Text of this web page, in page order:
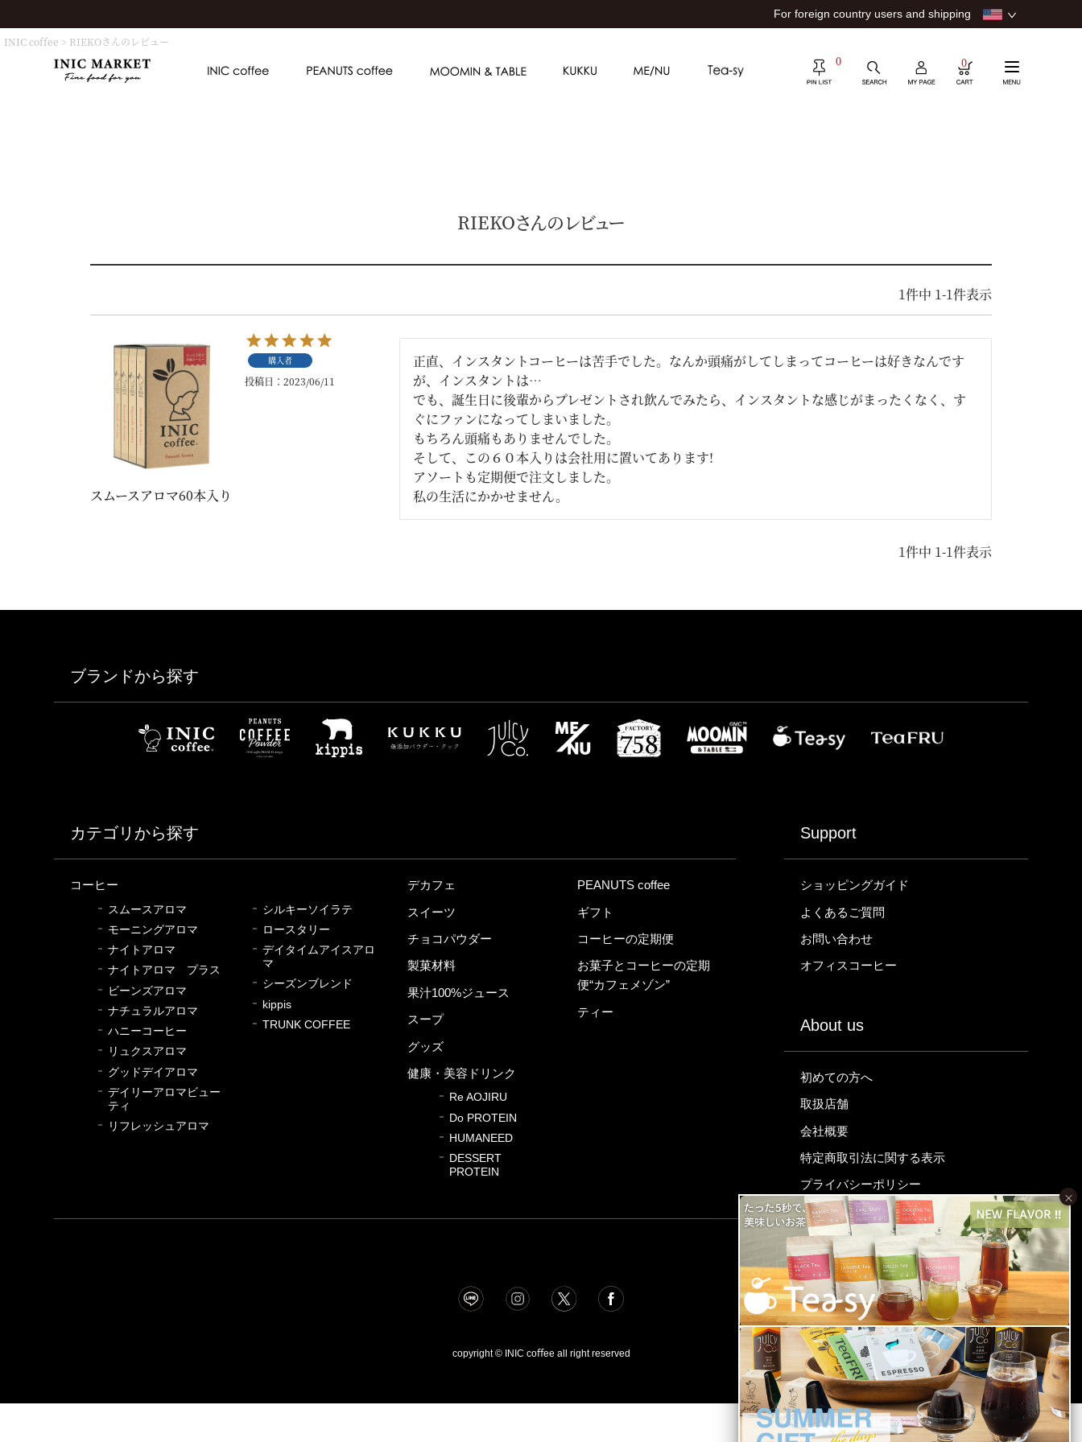
×
For foreign country users and shipping
0 0
INIC coffee RIEKOさんのレビュー
RIEKOさんのレビュー
1件中 1-1件表示
スムースアロマ60本入り
購入者
投稿日 2023/06/11
正直、インスタントコーヒーは苦手でした。なんか頭痛がしてしまってコーヒーは好きなんです
が、インスタントは…
でも、誕生日に後輩からプレゼントされ飲んでみたら、インスタントな感じがまったくなく、す
ぐにファンになってしまいました。
もちろん頭痛もありませんでした。
そして、この６０本入りは会社用に置いてあります!
アソートも定期便で注文しました。
1件中 1-1件表示
ブランドから探す
カテゴリから探す
コーヒー
スムースアロマ
モーニングアロマ
ナイトアロマ
ナイトアロマ プラス
ビーンズアロマ
ナチュラルアロマ
ハニーコーヒー
リュクスアロマ
グッドデイアロマ
デイリーアロマビュー
ティ
リフレッシュアロマ
シルキーソイラテ
ロースタリー
デイタイムアイスアロ
マ
シーズンブレンド
kippis
TRUNK COFFEE
デカフェ
スイーツ
チョコパウダー
製菓材料
果汁100%ジュース
スープ
グッズ
健康・美容ドリンク
Re AOJIRU
Do PROTEIN
HUMANEED
DESSERT
PROTEIN
PEANUTS coffee
ギフト
コーヒーの定期便
お菓子とコーヒーの定期
便“カフェメゾン”
ティー
Support
ショッピングガイド
よくあるご質問
お問い合わせ
オフィスコーヒー
About us
初めての方へ
取扱店舗
会社概要
特定商取引法に関する表示
プライバシーポリシー
copyright © INIC coﬀee all right reserved